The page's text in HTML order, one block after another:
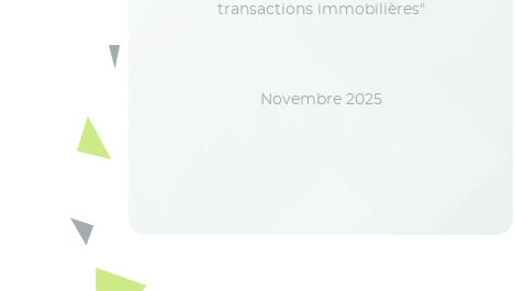
transactions immobilières"
Novembre 2025